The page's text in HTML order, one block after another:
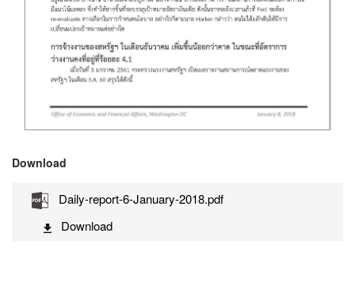
Download
Daily-report-6-January-2018.pdf
Download